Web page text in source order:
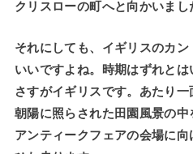
クリスローの町へと向かいまし
それにしても、イギリスのカ
いいですよね。時期はずれとは
さすがイギリスです。あたり一
朝陽に照らされた田園風景の中
アンティークフェアの会場に向